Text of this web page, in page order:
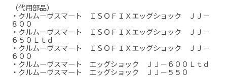
（代用部品）
・クルムーヴスマート ＩＳＯＦＩＸエッグショック ＪＪ－
８００
・クルムーヴスマート ＩＳＯＦＩＸエッグショック ＪＪ－
６５０Ｌｔｄ
・クルムーヴスマート ＩＳＯＦＩＸエッグショック ＪＪ－
６００
・クルムーヴスマート エッグショック ＪＪ－６００Ｌｔｄ
・クルムーヴスマート エッグショック ＪＪ－５５０